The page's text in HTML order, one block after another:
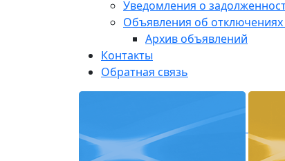
Уведомления о
Объявления об отключениях
Архив объявлений
Контакты
Обратная связь